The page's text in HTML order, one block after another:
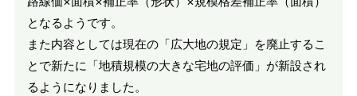
となるようです。
また内容としては現在の「広大地の規定」を廃止するこ
とで新たに「地積規模の大きな宅地の評価」が新設され
るようになりました。